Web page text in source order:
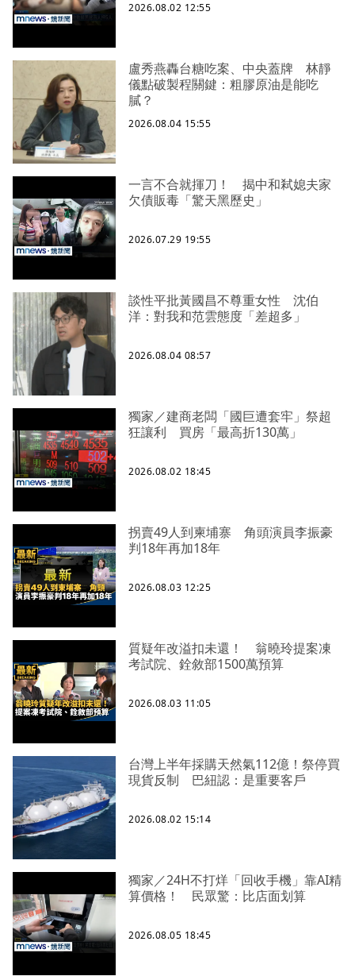
2026.08.02 12:55
盧秀燕轟台糖吃案、中央蓋牌 林靜
儀點破製程關鍵：粗膠原油是能吃
膩？
2026.08.04 15:55
一言不合就揮刀！ 揭中和弒媳夫家
欠債販毒「驚天黑歷史」
2026.07.29 19:55
談性平批黃國昌不尊重女性 沈伯
洋：對我和范雲態度「差超多」
2026.08.04 08:57
獨家／建商老闆「國巨遭套牢」祭超
狂讓利 買房「最高折130萬」
2026.08.02 18:45
拐賣49人到柬埔寨 角頭演員李振豪
判18年再加18年
2026.08.03 12:25
質疑年改溢扣未還！ 翁曉玲提案凍
考試院、銓敘部1500萬預算
2026.08.03 11:05
台灣上半年採購天然氣112億！祭停買
現貨反制 巴紐認：是重要客戶
2026.08.02 15:14
獨家／24H不打烊「回收手機」靠AI精
算價格！ 民眾驚：比店面划算
2026.08.05 18:45